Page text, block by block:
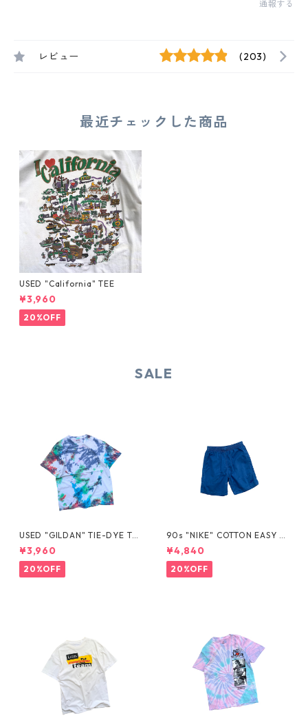
通報する
レビュー (203)
最近チェックした商品
USED "California" TEE
¥3,960
20%OFF
SALE
USED "GILDAN" TIE-DYE TE
E
¥3,960
20%OFF
90s "NIKE" COTTON EASY S
HORTS
¥4,840
20%OFF